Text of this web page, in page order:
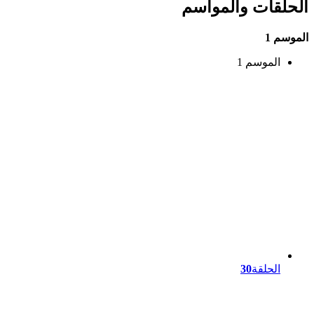
الحلقات والمواسم
الموسم 1
الموسم 1
الحلقة30